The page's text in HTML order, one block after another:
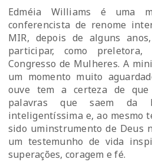
Edméia Williams é uma
conferencista de renome
MIR, depois de alguns
participar, como
Congresso de Mulheres. A
um momento muito
ouve tem a certeza de
palavras que saem da
inteligentíssima e, ao mesmo
sido uminstrumento de Deus
um testemunho de vida
superações, coragem e fé.